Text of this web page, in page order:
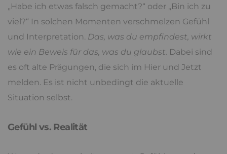
„Habe ich etwas falsch gemacht?“ oder „Bin ich zu
viel?“ In solchen Momenten verschmelzen Gefühl
und Interpretation. Das, was du empfindest, wirkt
wie ein Beweis für das, was du glaubst. Dabei sind
es oft alte Prägungen, die sich im Hier und Jetzt
melden. Es ist nicht unbedingt die aktuelle
Situation selbst.
Gefühl vs. Realität